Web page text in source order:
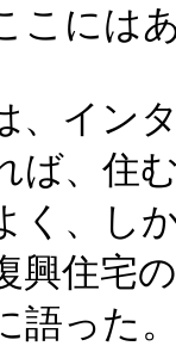
こには
、イン
ば、住
く、し
興住宅
語った